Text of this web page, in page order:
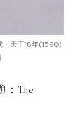
・天正18年(1590)
：The